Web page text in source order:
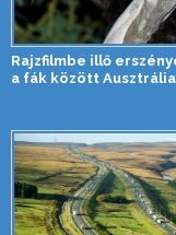
Rajzfilmbe illő
a fák között